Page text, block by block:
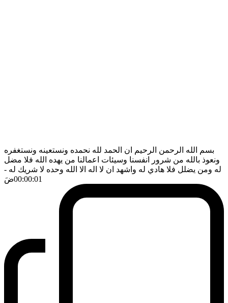
بسم الله الرحمن الرحيم ان الحمد لله نحمده ونستعينه ونستغفره
ونعوذ بالله من شرور انفسنا وسيئات اعمالنا من يهده الله فلا مضل
له ومن يضلل فلا هادي له واشهد ان لا اله الا الله وحده لا شريك له -
00:00:01ضَ